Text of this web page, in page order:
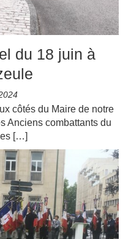
du 18 juin à
côtés du Maire de notre
Anciens combattants du
[…]